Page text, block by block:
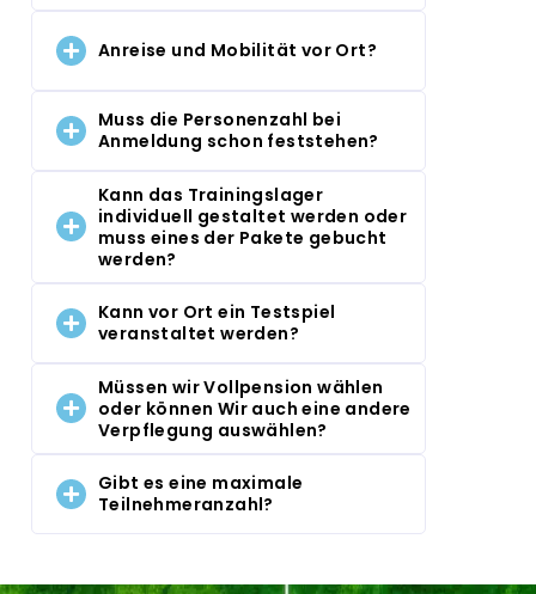
Anreise und Mobilität vor Ort?
Muss die Personenzahl bei
Anmeldung schon feststehen?
Kann das Trainingslager
individuell gestaltet werden oder
muss eines der Pakete gebucht
werden?
Kann vor Ort ein Testspiel
veranstaltet werden?
Müssen wir Vollpension wählen
oder können Wir auch eine andere
Verpflegung auswählen?
Gibt es eine maximale
Teilnehmeranzahl?